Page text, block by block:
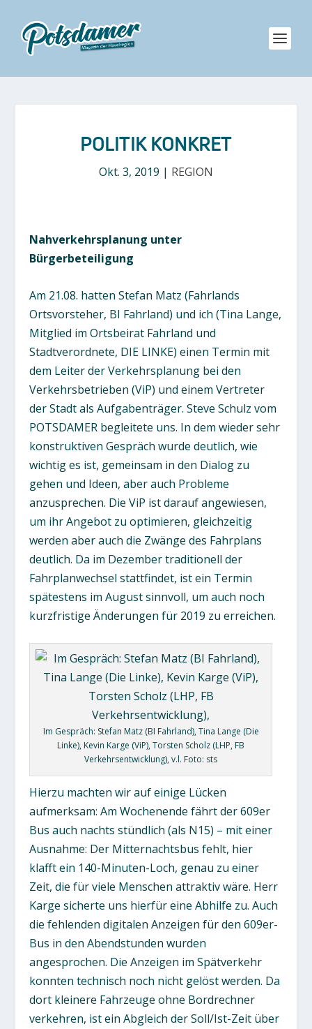
POLITIK KONKRET
Okt. 3, 2019 | REGION
Nahverkehrsplanung unter
Bürgerbeteiligung
Am 21.08. hatten Stefan Matz (Fahrlands
Ortsvorsteher, BI Fahrland) und ich (Tina Lange,
Mitglied im Ortsbeirat Fahrland und
Stadtverordnete, DIE LINKE) einen Termin mit
dem Leiter der Verkehrsplanung bei den
Verkehrsbetrieben (ViP) und einem Vertreter
der Stadt als Aufgabenträger. Steve Schulz vom
POTSDAMER begleitete uns. In dem wieder sehr
konstruktiven Gespräch wurde deutlich, wie
wichtig es ist, gemeinsam in den Dialog zu
gehen und Ideen, aber auch Probleme
anzusprechen. Die ViP ist darauf angewiesen,
um ihr Angebot zu optimieren, gleichzeitig
werden aber auch die Zwänge des Fahrplans
deutlich. Da im Dezember traditionell der
Fahrplanwechsel stattfindet, ist ein Termin
spätestens im August sinnvoll, um auch noch
kurzfristige Änderungen für 2019 zu erreichen.
Im Gespräch: Stefan Matz (BI Fahrland), Tina Lange (Die
Linke), Kevin Karge (ViP), Torsten Scholz (LHP, FB
Verkehrsentwicklung), v.l. Foto: sts
Hierzu machten wir auf einige Lücken
aufmerksam: Am Wochenende fährt der 609er
Bus auch nachts stündlich (als N15) – mit einer
Ausnahme: Der Mitternachtsbus fehlt, hier
klafft ein 140-Minuten-Loch, genau zu einer
Zeit, die für viele Menschen attraktiv wäre. Herr
Karge sicherte uns hierfür eine Abhilfe zu. Auch
die fehlenden digitalen Anzeigen für den 609er-
Bus in den Abendstunden wurden
angesprochen. Die Anzeigen im Spätverkehr
konnten technisch noch nicht gelöst werden. Da
dort kleinere Fahrzeuge ohne Bordrechner
verkehren, ist ein Abgleich der Soll/Ist-Zeit über